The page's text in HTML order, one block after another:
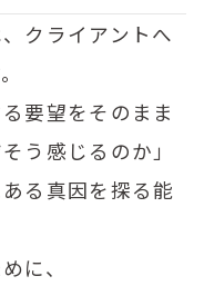
クライアントへ
要望をそのまま
う感じるのか」
る真因を探る能
に、